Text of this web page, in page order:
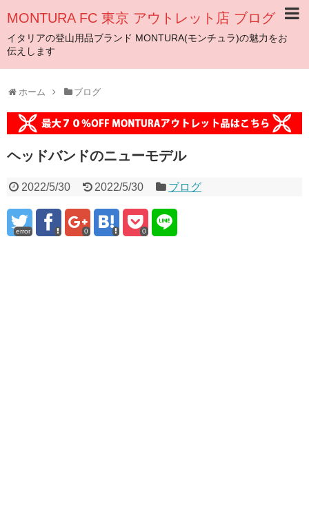
MONTURA FC 東京 アウトレット店 ブログ
イタリアの登山用品ブランド MONTURA(モンチュラ)の魅力をお
伝えします
ホーム ブログ
ヘッドバンドのニューモデル
2022/5/30 2022/5/30 ブログ
error 0 0